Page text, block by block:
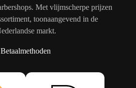
Met vlijmscherpe prijzen
toonaangevend in de
markt.
Betaalmethoden